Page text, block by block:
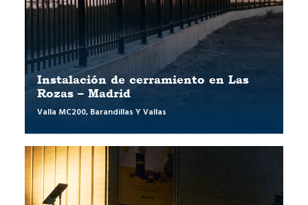
Instalación de cerramiento en Las
Rozas – Madrid
Valla MC200, Barandillas Y Vallas